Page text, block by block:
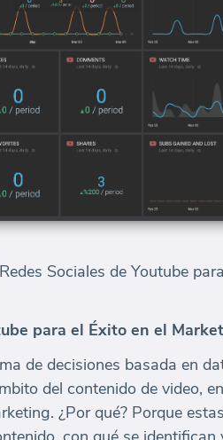
Sociales de Youtube
para el Éxito en el
de decisiones basada en
del contenido de video,
¿Por qué? Porque